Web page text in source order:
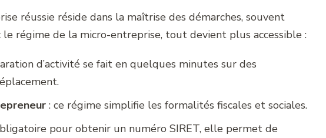
réussie réside dans la maîtrise des démarches, souvent
le régime de la micro-entreprise, tout devient plus accessible :
d’activité se fait en quelques minutes sur des
: ce régime simplifie les formalités fiscales et sociales.
pour obtenir un numéro SIRET, elle permet de